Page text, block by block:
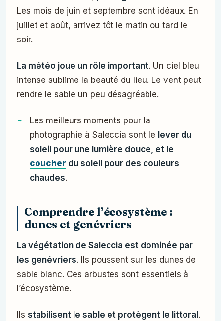
Les mois de juin et septembre sont idéaux. En
juillet et août, arrivez tôt le matin ou tard le
soir.
La météo joue un rôle important. Un ciel bleu
intense sublime la beauté du lieu. Le vent peut
rendre le sable un peu désagréable.
Les meilleurs moments pour la
photographie à Saleccia sont le lever du
soleil pour une lumière douce, et le
coucher du soleil pour des couleurs
chaudes.
Comprendre l’écosystème :
dunes et genévriers
La végétation de Saleccia est dominée par
les genévriers. Ils poussent sur les dunes de
sable blanc. Ces arbustes sont essentiels à
l’écosystème.
Ils stabilisent le sable et protègent le littoral .